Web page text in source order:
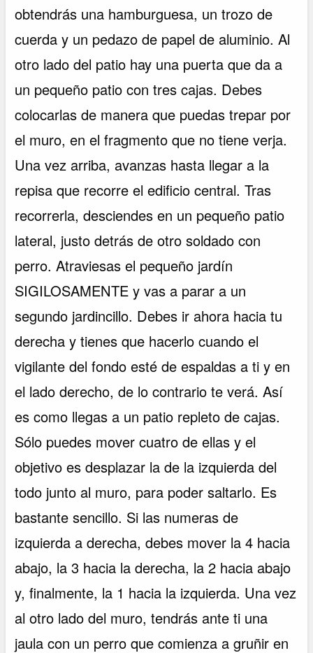
obtendrás una hamburguesa, un trozo de
cuerda y un pedazo de papel de aluminio. Al
otro lado del patio hay una puerta que da a
un pequeño patio con tres cajas. Debes
colocarlas de manera que puedas trepar por
el muro, en el fragmento que no tiene verja.
Una vez arriba, avanzas hasta llegar a la
repisa que recorre el edificio central. Tras
recorrerla, desciendes en un pequeño patio
lateral, justo detrás de otro soldado con
perro. Atraviesas el pequeño jardín
SIGILOSAMENTE y vas a parar a un
segundo jardincillo. Debes ir ahora hacia tu
derecha y tienes que hacerlo cuando el
vigilante del fondo esté de espaldas a ti y en
el lado derecho, de lo contrario te verá. Así
es como llegas a un patio repleto de cajas.
Sólo puedes mover cuatro de ellas y el
objetivo es desplazar la de la izquierda del
todo junto al muro, para poder saltarlo. Es
bastante sencillo. Si las numeras de
izquierda a derecha, debes mover la 4 hacia
abajo, la 3 hacia la derecha, la 2 hacia abajo
y, finalmente, la 1 hacia la izquierda. Una vez
al otro lado del muro, tendrás ante ti una
jaula con un perro que comienza a gruñir en